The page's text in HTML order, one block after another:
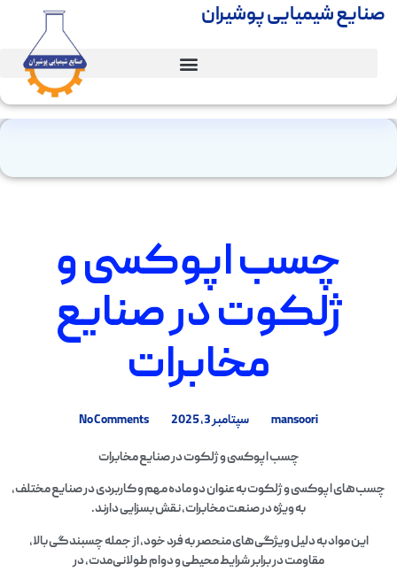
صنایع شیمیایی پوشیران
چسب اپوکسی و
ژلکوت در صنایع
مخابرات
mansoori سپتامبر 3, 2025 No Comments
چسب اپوکسی و ژلکوت در صنایع مخابرات
چسب‌های اپوکسی و ژلکوت به عنوان دو ماده مهم و کاربردی در صنایع مختلف،
به ویژه در صنعت مخابرات، نقش بسزایی دارند.
این مواد به دلیل ویژگی‌های منحصر به فرد خود، از جمله چسبندگی بالا،
مقاومت در برابر شرایط محیطی و دوام طولانی‌مدت، در